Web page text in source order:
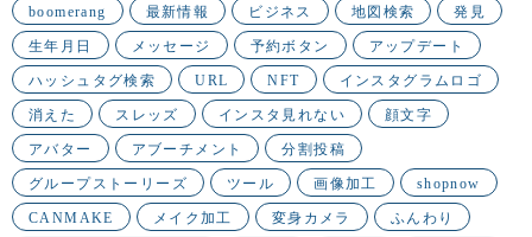
boomerang 最新情報 ビジネス 地図検索 発見
生年月日 メッセージ 予約ボタン アップデート
ハッシュタグ検索 URL NFT インスタグラムロゴ
消えた スレッズ インスタ見れない 顔文字
アバター アブーチメント 分割投稿
グループストーリーズ ツール 画像加工 shopnow
CANMAKE メイク加工 変身カメラ ふんわり